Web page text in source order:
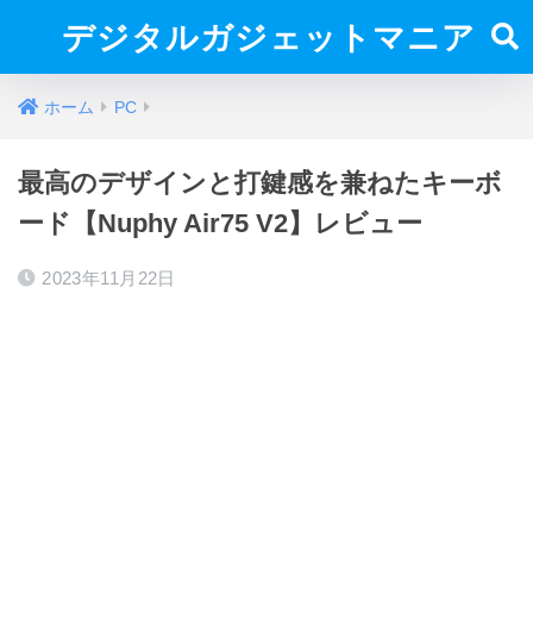
デジタルガジェットマニア
ホーム PC
最高のデザインと打鍵感を兼ねたキーボ
ード【Nuphy Air75 V2】レビュー
2023年11月22日